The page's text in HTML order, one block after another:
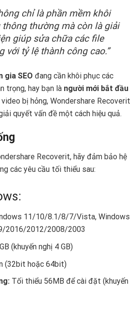
chỉ là phần mềm khôi
thường mà còn là giải
giúp sửa chữa các file
với tỷ lệ thành công cao.”
gia SEO đang cần khôi phục các
trọng, hay bạn là người mới bắt đầu
bị hỏng, Wondershare Recoverit
quyết vấn đề một cách hiệu quả.
Recoverit, hãy đảm bảo hệ
các yêu cầu tối thiểu sau:
11/10/8.1/8/7/Vista, Windows
2016/2012/2008/2003
(khuyến nghị 4 GB)
(32bit hoặc 64bit)
Tối thiểu 56MB để cài đặt (khuyến